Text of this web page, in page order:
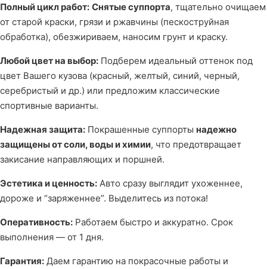
Полный цикл работ: Снятые суппорта, тщательно очищаем
от старой краски, грязи и ржавчины (пескоструйная
обработка), обезжириваем, наносим грунт и краску.
Любой цвет на выбор: Подберем идеальный оттенок под
цвет Вашего кузова (красный, желтый, синий, черный,
серебристый и др.) или предложим классические
спортивные варианты.
Надежная защита: Покрашенные суппорты надежно
защищены от соли, воды и химии, что предотвращает
закисание направляющих и поршней.
Эстетика и ценность: Авто сразу выглядит ухоженнее,
дороже и “заряженнее”. Выделитесь из потока!
Оперативность: Работаем быстро и аккуратно. Срок
выполнения — от 1 дня.
Гарантия: Даем гарантию на покрасочные работы и